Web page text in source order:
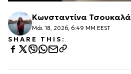
Κωνσταντίνα Τσουκαλά
Μάι 18, 2026, 6:49 ΜΜ EEST
SHARE THIS: